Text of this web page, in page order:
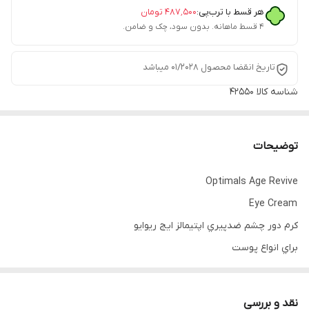
هر قسط با ترب‌پی:۴۸۷٬۵۰۰ تومان
۴ قسط ماهانه. بدون سود، چک و ضامن.
تاریخ انقضا محصول 01/2028 میباشد
شناسه کالا 42550
توضیحات
Optimals Age Revive
كرم دور چشم ضدپيري اپتیمالز ایج ریوایو
براي انواع پوست
نقد و بررسی